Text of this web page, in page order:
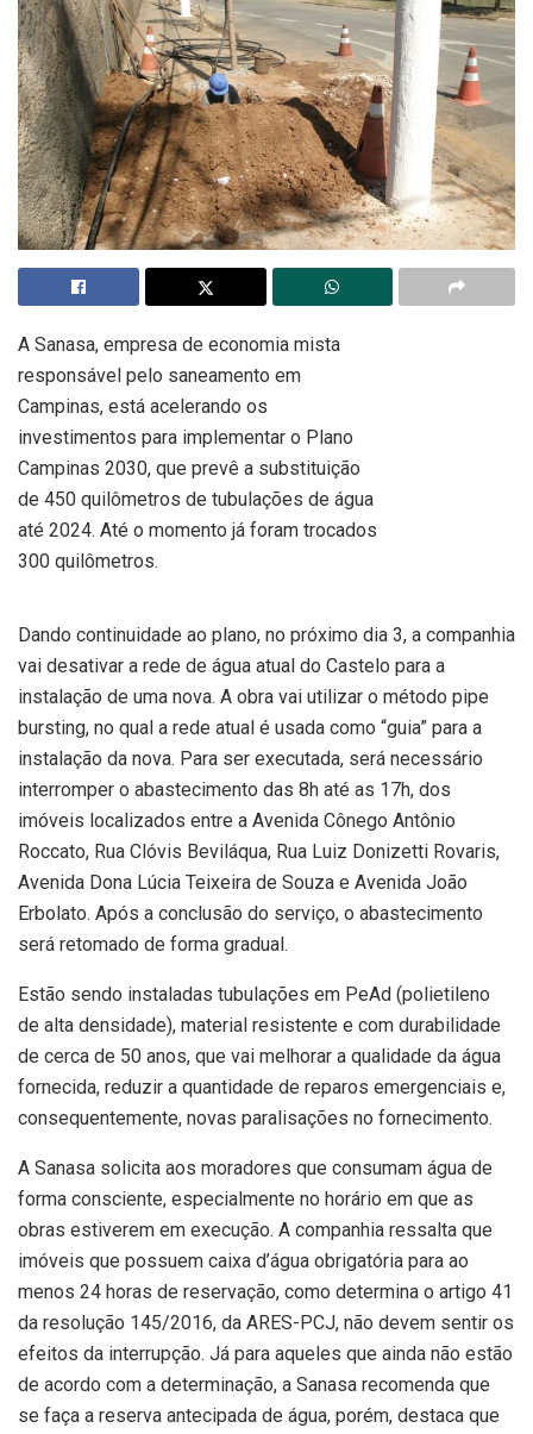
A Sanasa, empresa de economia mista
responsável pelo saneamento em
Campinas, está acelerando os
investimentos para implementar o Plano
Campinas 2030, que prevê a substituição
de 450 quilômetros de tubulações de água
até 2024. Até o momento já foram trocados
300 quilômetros.
Dando continuidade ao plano, no próximo dia 3, a companhia
vai desativar a rede de água atual do Castelo para a
instalação de uma nova. A obra vai utilizar o método pipe
bursting, no qual a rede atual é usada como “guia” para a
instalação da nova. Para ser executada, será necessário
interromper o abastecimento das 8h até as 17h, dos
imóveis localizados entre a Avenida Cônego Antônio
Roccato, Rua Clóvis Beviláqua, Rua Luiz Donizetti Rovaris,
Avenida Dona Lúcia Teixeira de Souza e Avenida João
Erbolato. Após a conclusão do serviço, o abastecimento
será retomado de forma gradual.
Estão sendo instaladas tubulações em PeAd (polietileno
de alta densidade), material resistente e com durabilidade
de cerca de 50 anos, que vai melhorar a qualidade da água
fornecida, reduzir a quantidade de reparos emergenciais e,
consequentemente, novas paralisações no fornecimento.
A Sanasa solicita aos moradores que consumam água de
forma consciente, especialmente no horário em que as
obras estiverem em execução. A companhia ressalta que
imóveis que possuem caixa d’água obrigatória para ao
menos 24 horas de reservação, como determina o artigo 41
da resolução 145/2016, da ARES-PCJ, não devem sentir os
efeitos da interrupção. Já para aqueles que ainda não estão
de acordo com a determinação, a Sanasa recomenda que
se faça a reserva antecipada de água, porém, destaca que